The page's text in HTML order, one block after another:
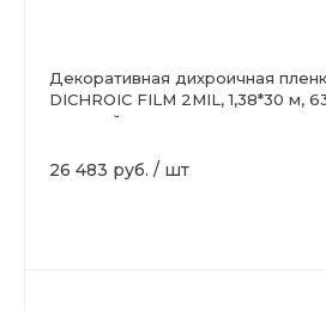
Декоративная дихроичная
DICHROIC FILM 2MIL, 1,38*30 м,
розовый
26 483 руб. / шт